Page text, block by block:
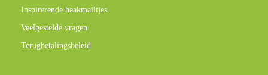
Inspirerende haakmailtjes
Veelgestelde vragen
Terugbetalingsbeleid